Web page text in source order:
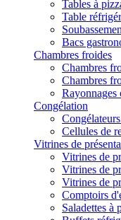
Tables à
Table
Bacs
Chambres froides
Chambres
Chambres
Rayonnages
Congélation
Cellules de
Vitrines de
Vitrines de
Vitrines de
Vitrines de
Comptoirs
Saladettes à